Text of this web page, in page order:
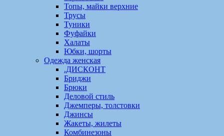
Топы, майки верхние
Трусы
Туники
Фуфайки
Халаты
Юбки, шорты
Одежда женская
.ДИСКОНТ
Бриджи
Брюки
Деловой стиль
Джемперы, толстовки
Джинсы
Жакеты, жилеты
Комбинезоны